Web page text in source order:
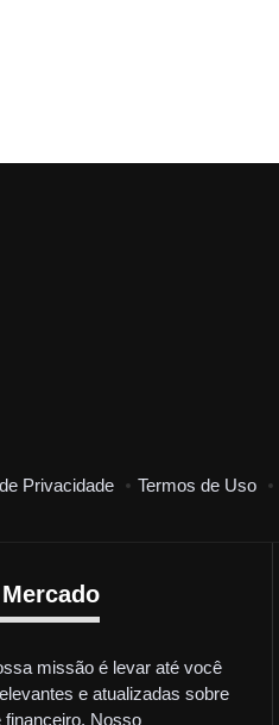
Privacidade Termos de Uso
missão é levar até você
e atualizadas sobre
Nosso